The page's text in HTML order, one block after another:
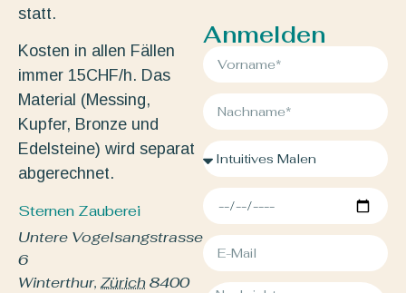
statt.
Kosten in allen Fällen
immer 15CHF/h. Das
Material (Messing,
Kupfer, Bronze und
Edelsteine) wird separat
abgerechnet.
Sternen Zauberei
Untere Vogelsangstrasse
6
Winterthur, Zürich8400
Anmelden